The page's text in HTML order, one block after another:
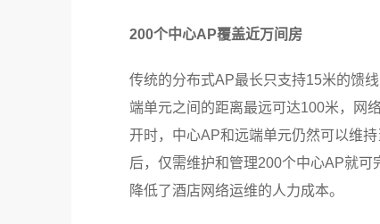
200个中心AP覆盖近万间房
传统的分布式AP最长只支持15米的馈
端单元之间的距离最远可达100米，网
开时，中心AP和远端单元仍然可以维
后，仅需维护和管理200个中心AP就可
降低了酒店网络运维的人力成本。